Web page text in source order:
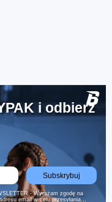
i odbierz
Subskrybuj
- Wyrażam zgodę na
email w celu przesyłania